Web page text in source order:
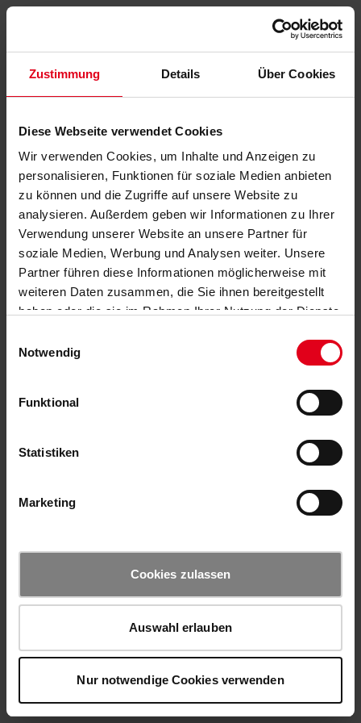
Zustimmung Details Über Cookies
Diese Webseite verwendet Cookies
Wir verwenden Cookies, um Inhalte und Anzeigen zu
personalisieren, Funktionen für soziale Medien anbieten
zu können und die Zugriffe auf unsere Website zu
analysieren. Außerdem geben wir Informationen zu Ihrer
Verwendung unserer Website an unsere Partner für
soziale Medien, Werbung und Analysen weiter. Unsere
Partner führen diese Informationen möglicherweise mit
weiteren Daten zusammen, die Sie ihnen bereitgestellt
haben oder die sie im Rahmen Ihrer Nutzung der Dienste
Notwendig
Funktional
Statistiken
Marketing
Cookies zulassen
Auswahl erlauben
Nur notwendige Cookies verwenden